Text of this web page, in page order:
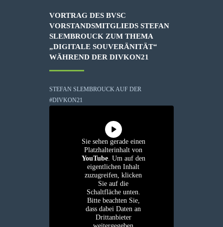
VORTRAG DES BVSC
VORSTANDSMITGLIEDS STEFAN
SLEMBROUCK ZUM THEMA
„DIGITALE SOUVERÄNITÄT“
WÄHREND DER DIVKON21
STEFAN SLEMBROUCK AUF DER
#DIVKON21
Sie sehen gerade einen
Platzhalterinhalt von
YouTube. Um auf den
eigentlichen Inhalt
zuzugreifen, klicken
Sie auf die
Schaltfläche unten.
Bitte beachten Sie,
dass dabei Daten an
Drittanbieter